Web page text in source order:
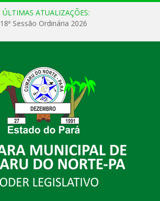
ÚLTIMAS ATUALIZAÇÕES:
18ª Sessão Ordinária 2026